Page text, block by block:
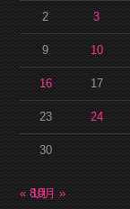
2 3
9 10
16 17
23 24
30
« 8月
10月 »